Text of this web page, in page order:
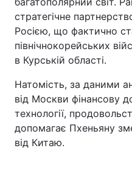
стратегічне
Росією, що фактично
північнокорейських
в Курській області.
Натомість, за даними
від Москви фінансову
технології,
допомагає Пхеньяну
від Китаю.